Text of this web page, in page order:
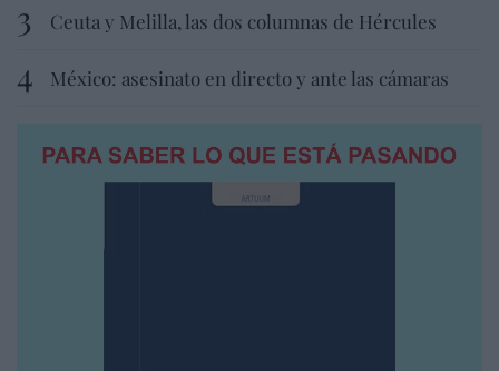
Ceuta y Melilla, las dos columnas de Hércules
México: asesinato en directo y ante las cámaras